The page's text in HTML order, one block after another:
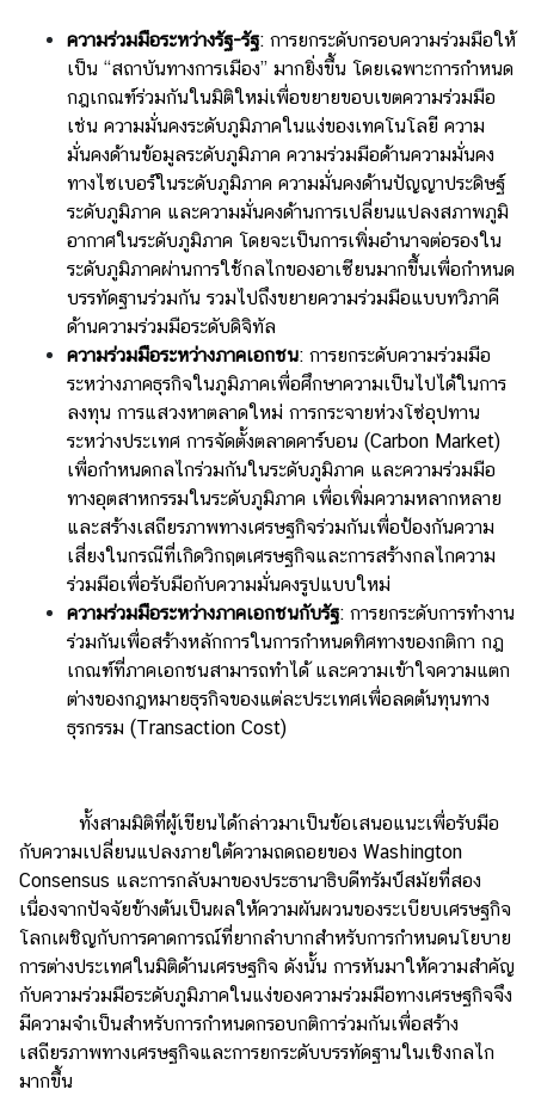
ความร่วมมือระหว่างรัฐ-รัฐ: การยกระดับกรอบความร่วมมือให้
เป็น “สถาบันทางการเมือง” มากยิ่งขึ้น โดยเฉพาะการกำหนด
กฎเกณฑ์ร่วมกันในมิติใหม่เพื่อขยายขอบเขตความร่วมมือ
เช่น ความมั่นคงระดับภูมิภาคในแง่ของเทคโนโลยี ความ
มั่นคงด้านข้อมูลระดับภูมิภาค ความร่วมมือด้านความมั่นคง
ทางไซเบอร์ในระดับภูมิภาค ความมั่นคงด้านปัญญาประดิษฐ์
ระดับภูมิภาค และความมั่นคงด้านการเปลี่ยนแปลงสภาพภูมิ
อากาศในระดับภูมิภาค โดยจะเป็นการเพิ่มอำนาจต่อรองใน
ระดับภูมิภาคผ่านการใช้กลไกของอาเซียนมากขึ้นเพื่อกำหนด
บรรทัดฐานร่วมกัน รวมไปถึงขยายความร่วมมือแบบทวิภาคี
ด้านความร่วมมือระดับดิจิทัล
ความร่วมมือระหว่างภาคเอกชน: การยกระดับความร่วมมือ
ระหว่างภาคธุรกิจในภูมิภาคเพื่อศึกษาความเป็นไปได้ในการ
ลงทุน การแสวงหาตลาดใหม่ การกระจายห่วงโซ่อุปทาน
ระหว่างประเทศ การจัดตั้งตลาดคาร์บอน (Carbon Market)
เพื่อกำหนดกลไกร่วมกันในระดับภูมิภาค และความร่วมมือ
ทางอุตสาหกรรมในระดับภูมิภาค เพื่อเพิ่มความหลากหลาย
และสร้างเสถียรภาพทางเศรษฐกิจร่วมกันเพื่อป้องกันความ
เสี่ยงในกรณีที่เกิดวิกฤตเศรษฐกิจและการสร้างกลไกความ
ร่วมมือเพื่อรับมือกับความมั่นคงรูปแบบใหม่
ความร่วมมือระหว่างภาคเอกชนกับรัฐ: การยกระดับการทำงาน
ร่วมกันเพื่อสร้างหลักการในการกำหนดทิศทางของกติกา กฎ
เกณฑ์ที่ภาคเอกชนสามารถทำได้ และความเข้าใจความแตก
ต่างของกฎหมายธุรกิจของแต่ละประเทศเพื่อลดต้นทุนทาง
ธุรกรรม (Transaction Cost)
ทั้งสามมิติที่ผู้เขียนได้กล่าวมาเป็นข้อเสนอแนะเพื่อรับมือ
กับความเปลี่ยนแปลงภายใต้ความถดถอยของ Washington
Consensus และการกลับมาของประธานาธิบดีทรัมป์สมัยที่สอง
เนื่องจากปัจจัยข้างต้นเป็นผลให้ความผันผวนของระเบียบเศรษฐกิจ
โลกเผชิญกับการคาดการณ์ที่ยากลำบากสำหรับการกำหนดนโยบาย
การต่างประเทศในมิติด้านเศรษฐกิจ ดังนั้น การหันมาให้ความสำคัญ
กับความร่วมมือระดับภูมิภาคในแง่ของความร่วมมือทางเศรษฐกิจจึง
มีความจำเป็นสำหรับการกำหนดกรอบกติการ่วมกันเพื่อสร้าง
เสถียรภาพทางเศรษฐกิจและการยกระดับบรรทัดฐานในเชิงกลไก
มากขึ้น